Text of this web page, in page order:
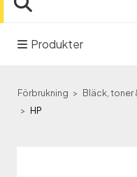
Produkter
Förbrukning Bläck, toner
HP